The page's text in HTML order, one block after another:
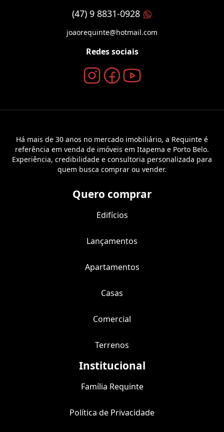
(47) 9 8831-0928
joaorequinte@hotmail.com
Redes sociais
Há mais de 30 anos no mercado imobiliário, a Requinte é
referência em venda de imóveis em Itapema e Porto Belo.
Experiência, credibilidade e consultoria personalizada para
quem busca comprar ou vender.
Quero comprar
Edifícios
Lançamentos
Apartamentos
Casas
Comercial
Terrenos
Institucional
Família Requinte
Política de Privacidade